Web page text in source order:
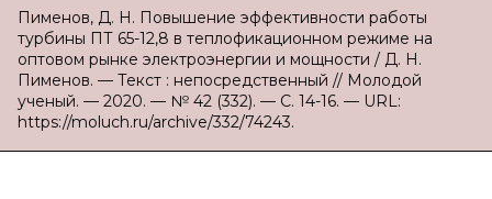
Пименов, Д. Н. Повышение эффективности работы
турбины ПТ 65-12,8 в теплофикационном режиме на
оптовом рынке электроэнергии и мощности / Д. Н.
Пименов. — Текст : непосредственный // Молодой
ученый. — 2020. — № 42 (332). — С. 14-16. — URL:
https://moluch.ru/archive/332/74243.